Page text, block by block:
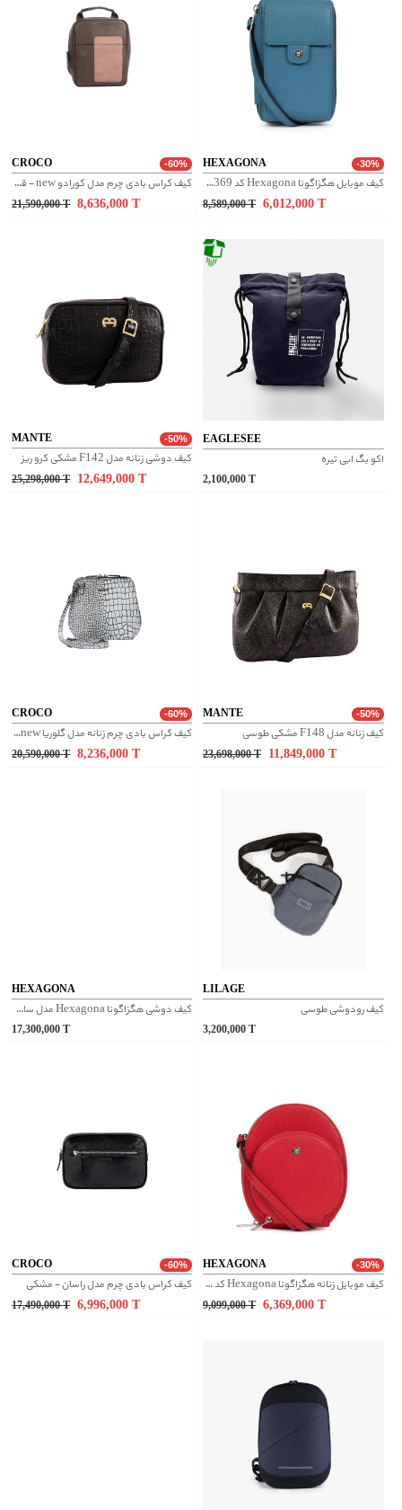
CROCO -60%
کیف کراس بادی چرم مدل کورادو new - قهوه ای
21,590,000 T 8,636,000
HEXAGONA -30%
کیف موبایل هگزاگونا Hexagona کد 558369
8,589,000 T 6,012,000
MANTE -50%
کیف دوشی زنانه مدل F142 مشکی کرو ریز
25,298,000 T 12,649,000
EAGLESEE
اکو بگ ابی تیره
2,100,000
CROCO -60%
کیف کراس بادی چرم زنانه مدل گلوریا new - سفید
20,590,000 T 8,236,000
MANTE -50%
کیف زنانه مدل F148 مشکی طوسی
23,698,000 T 11,849,000
HEXAGONA
کیف دوشی هگزاگونا Hexagona مدل سافت استودیو کد 229861
17,300,000
LILAGE
کیف رودوشی طوسی
3,200,000
CROCO -60%
کیف کراس بادی چرم مدل راسان - مشکی
17,490,000 T 6,996,000
HEXAGONA -30%
کیف موبایل زنانه هگزاگونا Hexagona کد 558373
9,099,000 T 6,369,000